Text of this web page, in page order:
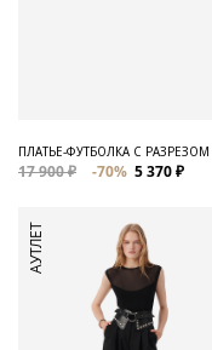
ПЛАТЬЕ-ФУТБОЛКА С РАЗРЕЗОМ
17 900 ₽ -70% 5 370 ₽
АУТЛЕТ